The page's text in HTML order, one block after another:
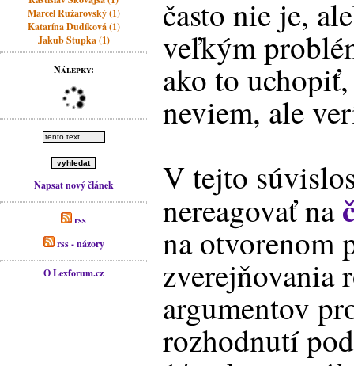
Marcel Ružarovský (1)
Katarína Dudíková (1)
Jakub Stupka (1)
Nálepky:
Napsat nový článek
rss
rss - názory
O Lexforum.cz
často nie je,
veľkým
ako to
neviem, ale
V tejto
nereagovať na
na otvorenom
zverejňovania
argumentov
rozhodnutí